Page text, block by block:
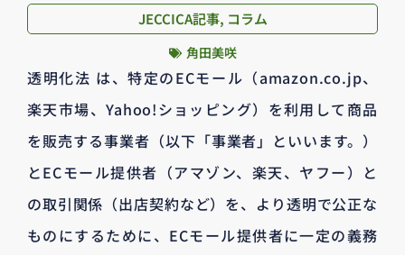
JECCICA記事, コラム
角田美咲
透明化法 は、特定のECモール（amazon.co.jp、
楽天市場、Yahoo!ショッピング）を利用して商品
を販売する事業者（以下「事業者」といいます。）
とECモール提供者（アマゾン、楽天、ヤフー）と
の取引関係（出店契約など）を、より透明で公正な
ものにするために、ECモール提供者に一定の義務